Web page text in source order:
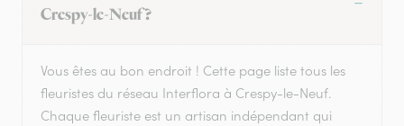
Crespy-le-Neuf ?
Vous êtes au bon endroit ! Cette page liste tous les
fleuristes du réseau Interflora à Crespy-le-Neuf.
Chaque fleuriste est un artisan indépendant qui